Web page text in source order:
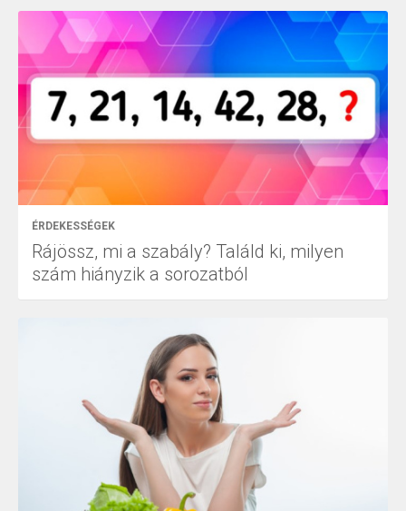
ÉRDEKESSÉGEK
Rájössz, mi a szabály? Találd ki, milyen
szám hiányzik a sorozatból